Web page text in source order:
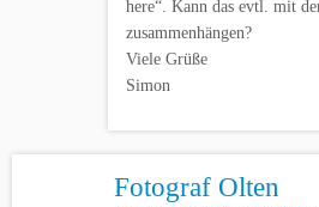
here“. Kann das evtl. mit
zusammenhängen?
Viele Grüße
Simon
Fotograf Olten